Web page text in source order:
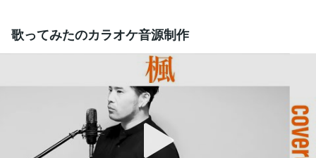
歌ってみたのカラオケ音源制作